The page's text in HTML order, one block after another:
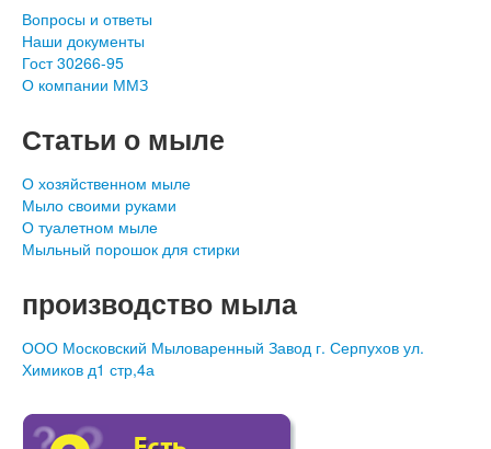
Вопросы и ответы
Наши документы
Гост 30266-95
О компании ММЗ
Статьи о мыле
О хозяйственном мыле
Мыло своими руками
О туалетном мыле
Мыльный порошок для стирки
производство мыла
ООО Московский Мыловаренный Завод г. Серпухов ул.
Химиков д1 стр,4а